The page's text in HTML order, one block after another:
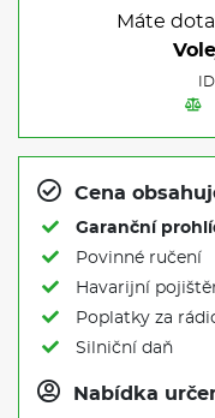
Máte
Cena
Garanční
Povinné ručení
Havarijní
Poplatky za
Silniční daň
Nabídka